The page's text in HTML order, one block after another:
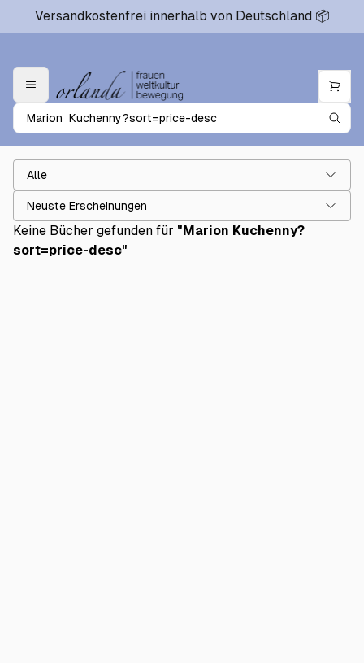
Versandkostenfrei innerhalb von Deutschland 📦
Alle
Keine Bücher gefunden für "Marion Kuchenny?
sort=price-desc"
Neuste Erscheinungen